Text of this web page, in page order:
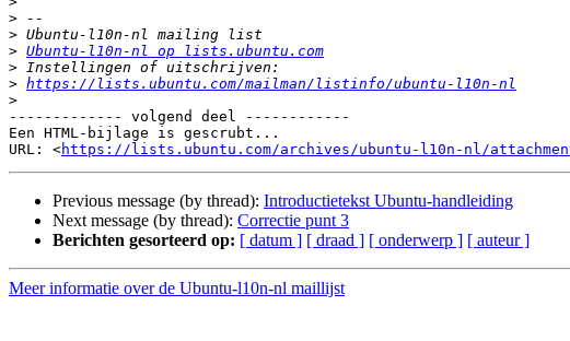
>
>
> Ubuntu-l10n-nl op lists.ubuntu.com
>
> https://lists.ubuntu.com/mailman/listinfo/ubuntu-l10n-nl
>
------------- volgend deel ------------
Een HTML-bijlage is gescrubt...
URL: <https://lists.ubuntu.com/archives/ubuntu-l10n-nl/
Previous message (by thread): Introductietekst Ubuntu-handleiding
Next message (by thread): Correctie punt 3
Berichten gesorteerd op: [ datum ] [ draad ] [ onderwerp ] [ auteur ]
Meer informatie over de Ubuntu-l10n-nl maillijst